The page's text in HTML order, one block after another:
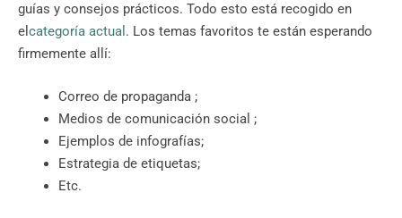
guías y consejos prácticos. Todo esto está recogido en
el categoría actual . Los temas favoritos te están esperando
firmemente allí:
Correo de propaganda ;
Medios de comunicación social ;
Ejemplos de infografías;
Estrategia de etiquetas;
Etc.